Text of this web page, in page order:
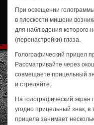
При освещении
в плоскости мишени
для наблюдения которого
(перенастройки) глаза.
Голографический прицел
Рассматривайте через
совмещаете прицельный
и стреляйте.
На голографический
угодно прицельный знак,
прицела занимает